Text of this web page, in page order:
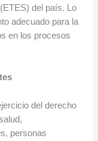
del país. Lo
adecuado para la
en los procesos
del derecho
personas